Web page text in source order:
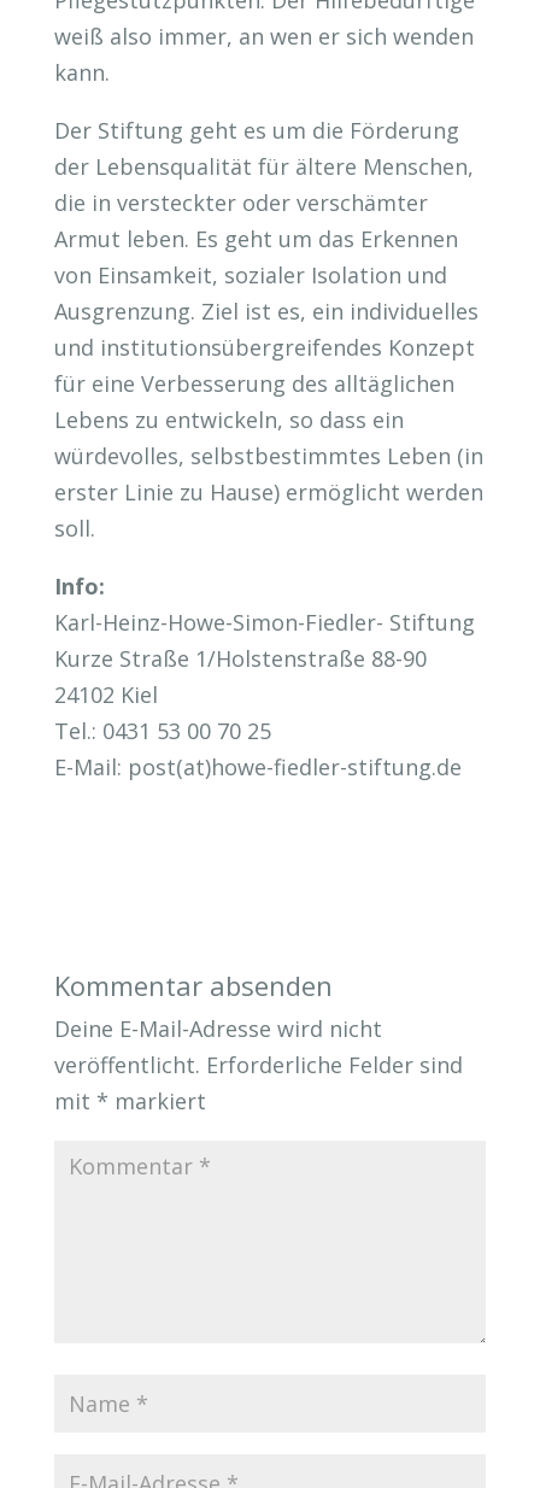
weiß also immer, an wen er sich wenden
kann.
Der Stiftung geht es um die Förderung
der Lebensqualität für ältere Menschen,
die in versteckter oder verschämter
Armut leben. Es geht um das Erkennen
von Einsamkeit, sozialer Isolation und
Ausgrenzung. Ziel ist es, ein individuelles
und institutionsübergreifendes Konzept
für eine Verbesserung des alltäglichen
Lebens zu entwickeln, so dass ein
würdevolles, selbstbestimmtes Leben (in
erster Linie zu Hause) ermöglicht werden
soll.
Info:
Karl-Heinz-Howe-Simon-Fiedler- Stiftung
Kurze Straße 1/Holstenstraße 88-90
24102 Kiel
Tel.: 0431 53 00 70 25
E-Mail: post(at)howe-fiedler-stiftung.de
Kommentar absenden
Deine E-Mail-Adresse wird nicht
veröffentlicht. Erforderliche Felder sind
mit * markiert